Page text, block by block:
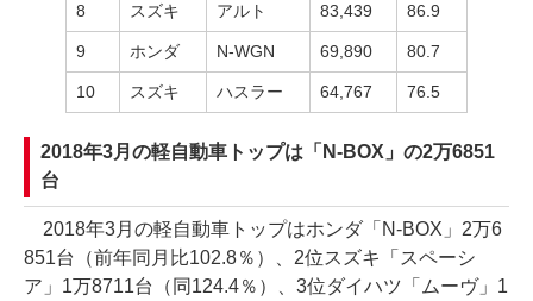
8 スズキ アルト 83,439 86.9
9 ホンダ N-WGN 69,890 80.7
10 スズキ ハスラー 64,767 76.5
2018年3月の軽自動車トップは「N-BOX」の2万6851
台
2018年3月の軽自動車トップはホンダ「N-BOX」2万6
851台（前年同月比102.8％）、2位スズキ「スペーシ
ア」1万8711台（同124.4％）、3位ダイハツ「ムーヴ」1